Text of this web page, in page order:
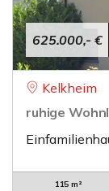
625.000,- €
Kelkheim
ruhige
115 m²